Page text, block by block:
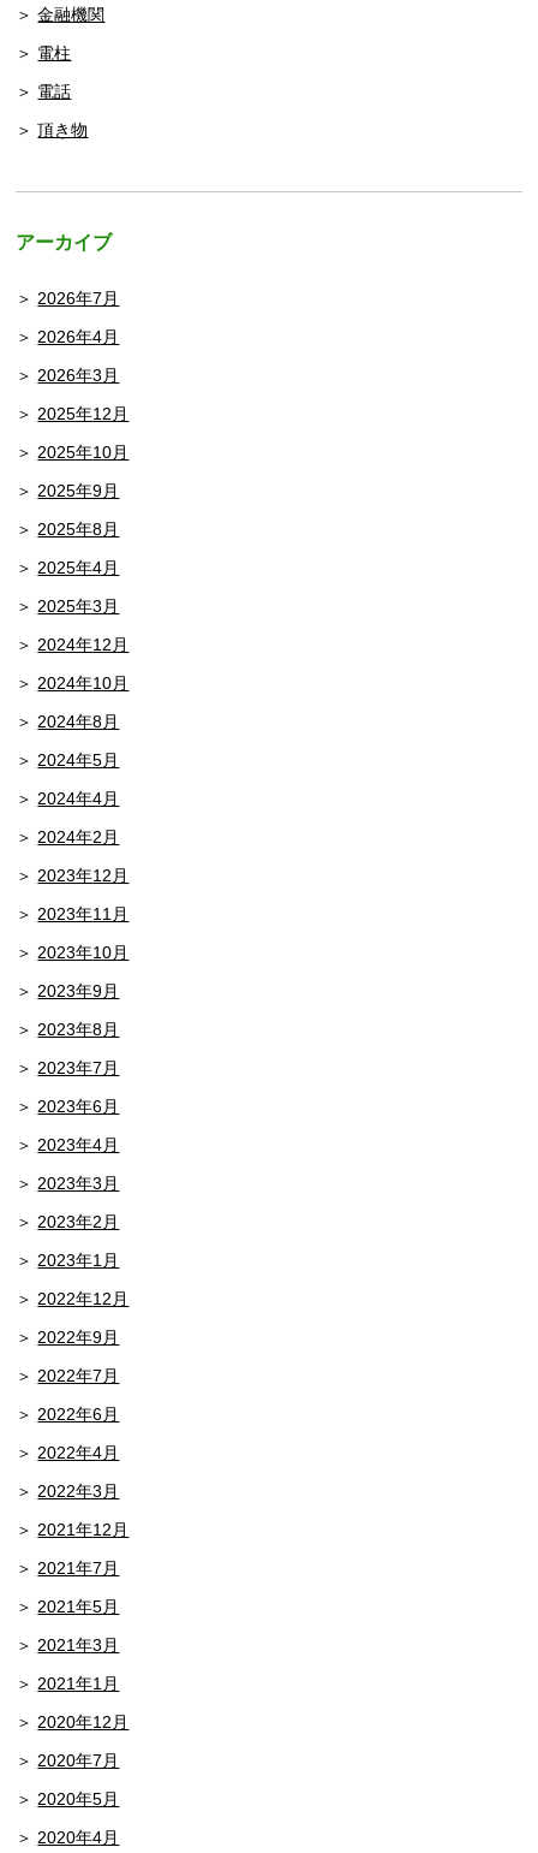
金融機関
電柱
電話
頂き物
アーカイブ
2026年7月
2026年4月
2026年3月
2025年12月
2025年10月
2025年9月
2025年8月
2025年4月
2025年3月
2024年12月
2024年10月
2024年8月
2024年5月
2024年4月
2024年2月
2023年12月
2023年11月
2023年10月
2023年9月
2023年8月
2023年7月
2023年6月
2023年4月
2023年3月
2023年2月
2023年1月
2022年12月
2022年9月
2022年7月
2022年6月
2022年4月
2022年3月
2021年12月
2021年7月
2021年5月
2021年3月
2021年1月
2020年12月
2020年7月
2020年5月
2020年4月